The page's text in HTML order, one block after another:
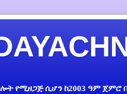
የሚዘጋጅ ሲሆን ከ2003 ዓም ጀምሮ